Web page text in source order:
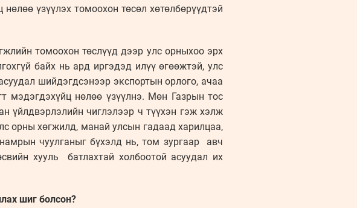
үзүүлэх томоохон төсөл хөтөлбөрүүдтэй
томоохон төслүүд дээр улс орныхоо эрх
байх нь ард иргэдэд илүү өгөөжтэй, улс
шийдэгдсэнээр экспортын орлого, ачаа
мэдэгдэхүйц нөлөө үзүүлнэ. Мөн Газрын тос
үйлдвэрлэлийн чиглэлээр ч түүхэн гэж хэлж
орны хөгжилд, манай улсын гадаад харилцаа,
чуулганыг бүхэлд нь, том зургаар авч
хууль батлахтай холбоотой асуудал их
шиг болсон?